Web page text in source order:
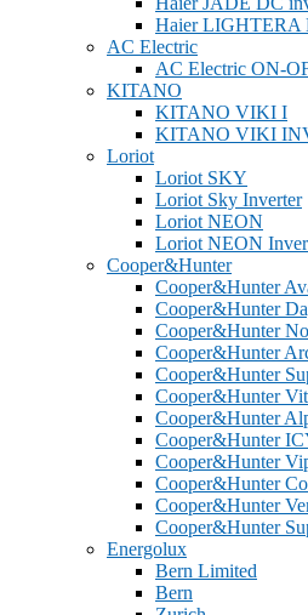
Haier LIGHTERA
AC Electric
AC Electric ON-
KITANO
KITANO VIKI I
KITANO VIKI
Loriot
Loriot SKY
Loriot Sky Inverter
Loriot NEON
Loriot NEON
Cooper&Hunter
Cooper&Hunter
Cooper&Hunter
Cooper&Hunter
Cooper&Hunter
Cooper&Hunter
Cooper&Hunter
Cooper&Hunter
Cooper&Hunter
Cooper&Hunter
Cooper&Hunter
Cooper&Hunter
Cooper&Hunter
Energolux
Bern Limited
Bern